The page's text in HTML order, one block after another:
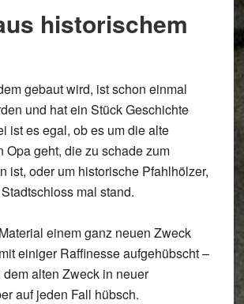
historischem
gebaut wird, ist schon einmal
und hat ein Stück Geschichte
ist es egal, ob es um die alte
Opa geht, die zu schade zum
ist, oder um historische Pfahlhölzer,
mal stand.
einem ganz neuen Zweck
einiger Raffinesse aufgehübscht –
alten Zweck in neuer
auf jeden Fall hübsch.